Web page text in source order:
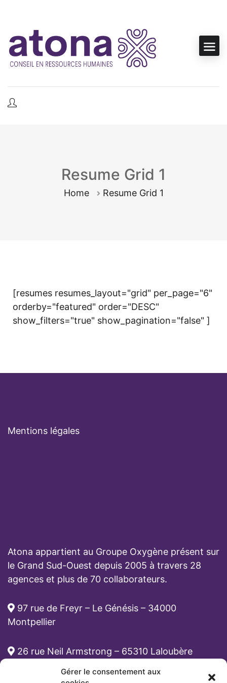
Gérer le consentement aux
Resume Grid 1
Home Resume Grid 1
[resumes resumes_layout="grid" per_page="6"
orderby="featured" order="DESC"
show_filters="true" show_pagination="false" ]
Mentions légales
Atona appartient au Groupe Oxygène présent sur
le Grand Sud-Ouest depuis 2005 à travers 28
agences et plus de 70 collaborateurs.
97 rue de Freyr – Le Génésis – 34000
Montpellier
26 rue Neil Armstrong – 65310 Laloubère
cabinet-rh@atona.fr